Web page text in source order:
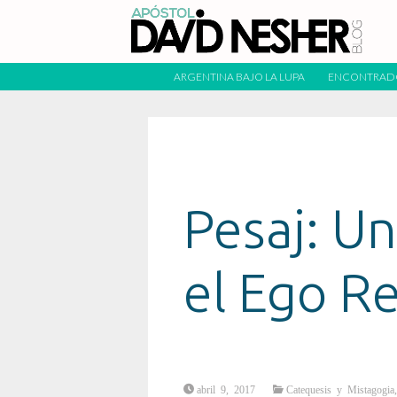
ARGENTINA BAJO LA LUPA
Pesaj:
el Ego
abril 9, 2017 Catequesis y Mistagogia